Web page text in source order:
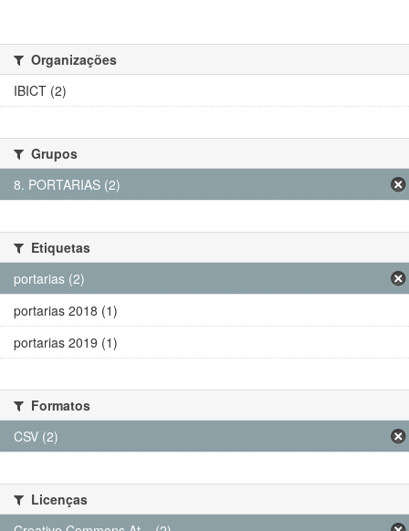
Organizações
IBICT (2)
Grupos
8. PORTARIAS (2)
Etiquetas
portarias (2)
portarias 2018 (1)
portarias 2019 (1)
Formatos
CSV (2)
Licenças